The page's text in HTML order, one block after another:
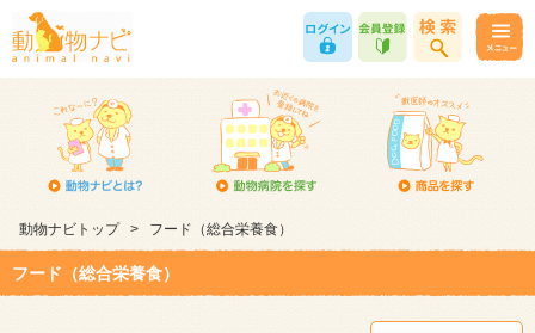
動物ナビトップ > フード（総合栄養食）
フード（総合栄養食）